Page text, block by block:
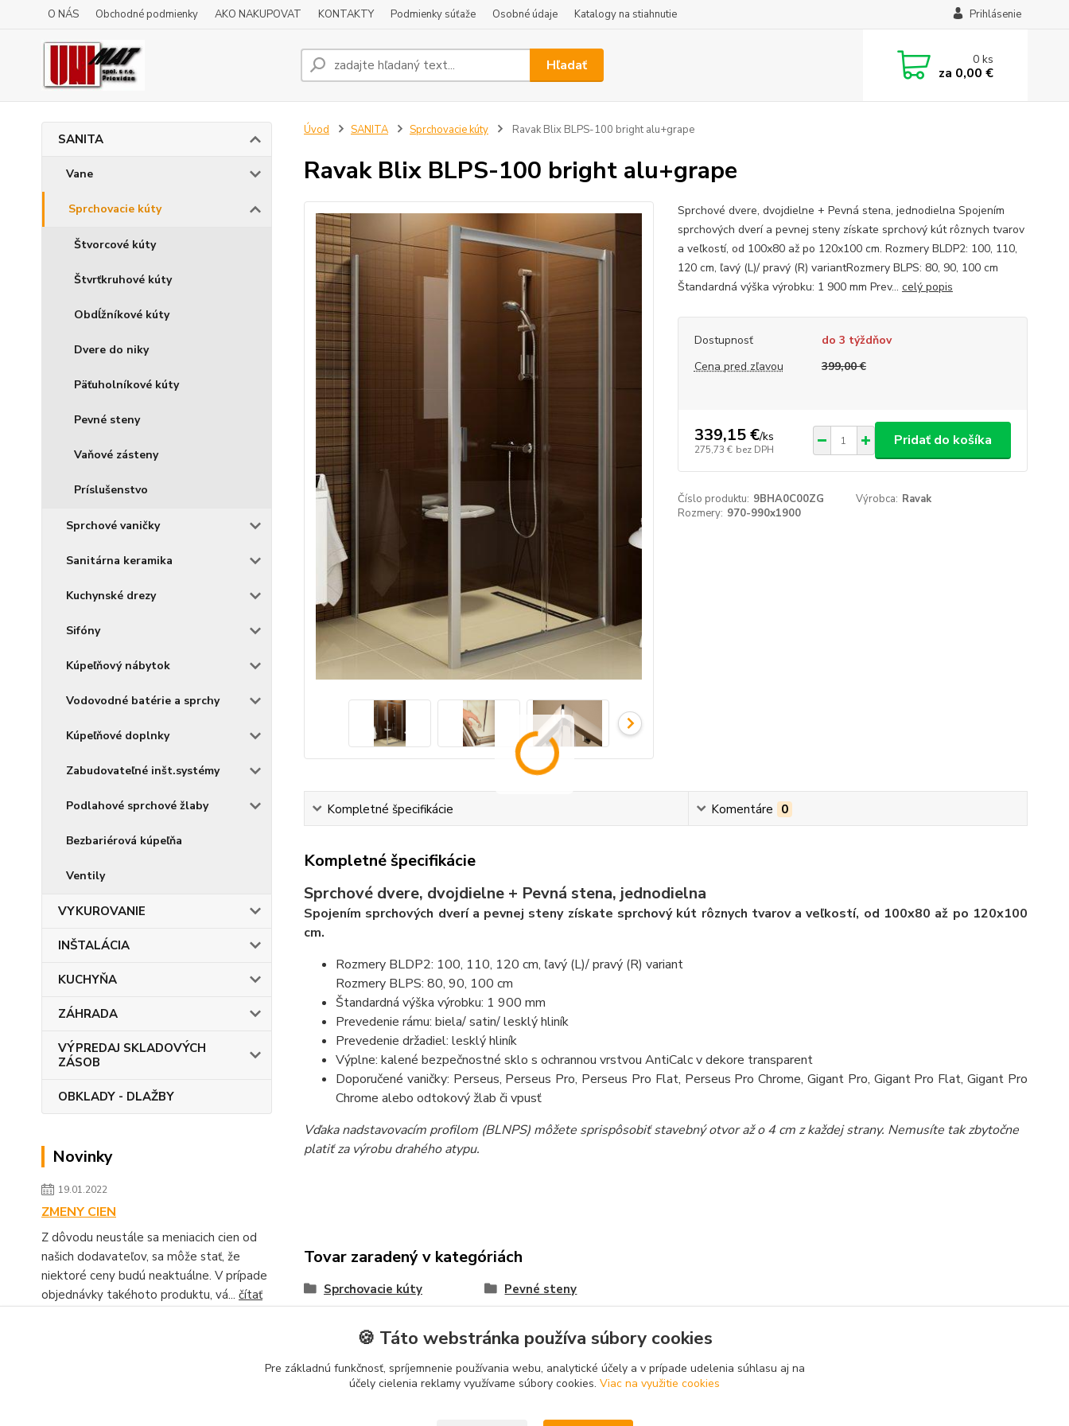
O NÁS Obchodné podmienky AKO NAKUPOVAT KONTAKTY Podmienky súťaže Osobné údaje Katalogy na stiahnutie Prihlásenie
Hľadať 0ks
za 0,00 €
SANITA
Vane
Sprchovacie kúty
Štvorcové kúty
Štvrťkruhové kúty
Obdĺžníkové kúty
Dvere do niky
Päťuholníkové kúty
Pevné steny
Vaňové zásteny
Príslušenstvo
Sprchové vaničky
Sanitárna keramika
Kuchynské drezy
Sifóny
Kúpeľňový nábytok
Vodovodné batérie a sprchy
Kúpeľňové doplnky
Zabudovateľné inšt.systémy
Podlahové sprchové žlaby
Bezbariérová kúpeľňa
Ventily
VYKUROVANIE
INŠTALÁCIA
KUCHYŇA
ZÁHRADA
VÝPREDAJ SKLADOVÝCH
ZÁSOB
OBKLADY - DLAŽBY
Novinky
19.01.2022
ZMENY CIEN
Z dôvodu neustále sa meniacich cien od
našich dodavateľov, sa môže stať, že
niektoré ceny budú neaktuálne. V prípade
objednávky takéhoto produktu, vá... čítať
Úvod SANITA Sprchovacie kúty Ravak Blix BLPS-100 bright alu+grape
Ravak Blix BLPS-100 bright alu+grape
Sprchové dvere, dvojdielne + Pevná stena, jednodielna Spojením
sprchových dverí a pevnej steny získate sprchový kút rôznych tvarov
a veľkostí, od 100x80 až po 120x100 cm. Rozmery BLDP2: 100, 110,
120 cm, ľavý (L)/ pravý (R) variantRozmery BLPS: 80, 90, 100 cm
Štandardná výška výrobku: 1 900 mm Prev... celý popis
Dostupnosť
do 3 týždňov
Cena pred zľavou
399,00 €
339,15 €/ks
275,73 € bez DPH
Pridať do košíka
Číslo produktu: 9BHA0C00ZG Výrobca: Ravak
Rozmery: 970-990x1900
Kompletné špecifikácie Komentáre 0
Kompletné špecifikácie
Sprchové dvere, dvojdielne + Pevná stena, jednodielna
Spojením sprchových dverí a pevnej steny získate sprchový kút rôznych tvarov a veľkostí, od 100x80 až po 120x100
cm.
Rozmery BLDP2: 100, 110, 120 cm, ľavý (L)/ pravý (R) variant
Rozmery BLPS: 80, 90, 100 cm
Štandardná výška výrobku: 1 900 mm
Prevedenie rámu: biela/ satin/ lesklý hliník
Prevedenie držadiel: lesklý hliník
Výplne: kalené bezpečnostné sklo s ochrannou vrstvou AntiCalc v dekore transparent
Doporučené vaničky: Perseus, Perseus Pro, Perseus Pro Flat, Perseus Pro Chrome, Gigant Pro, Gigant Pro Flat, Gigant Pro
Chrome alebo odtokový žlab či vpusť
Vďaka nadstavovacím profilom (BLNPS) môžete sprispôsobiť stavebný otvor až o 4 cm z každej strany. Nemusíte tak zbytočne
platiť za výrobu drahého atypu.
Tovar zaradený v kategóriách
Sprchovacie kúty Pevné steny
🍪 Táto webstránka používa súbory cookies
Pre základnú funkčnosť, spríjemnenie používania webu, analytické účely a v prípade udelenia súhlasu aj na
účely cielenia reklamy využívame súbory cookies. Viac na využitie cookies